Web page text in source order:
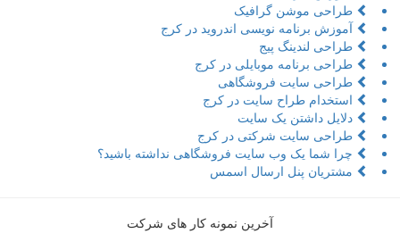
موشن گرافیک
برنامه نویسی اندروید در کرج
لندینگ پیج
برنامه موبایلی در کرج
سایت فروشگاهی
طراح سایت در کرج
داشتن یک سایت
سایت شرکتی در کرج
شما یک وب سایت فروشگاهی نداشته باشید؟
پنل ارسال اسمس
آخرین نمونه کار های شرکت